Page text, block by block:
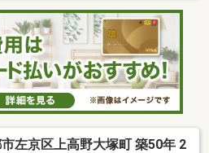
左京区上高野大塚町 築50年 2